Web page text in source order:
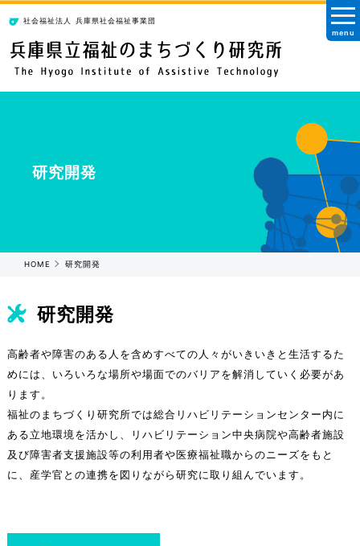
社会福祉法人
兵庫県社会福祉事業団
menu
研究開発
HOME 研究開発
研究開発
高齢者や障害のある人を含めすべての人々がいきいきと生活するた
めには、いろいろな場所や場面でのバリアを解消していく必要があ
ります。
福祉のまちづくり研究所では総合リハビリテーションセンター内に
ある立地環境を活かし、リハビリテーション中央病院や高齢者施設
及び障害者支援施設等の利用者や医療福祉職からのニーズをもと
に、産学官との連携を図りながら研究に取り組んでいます。